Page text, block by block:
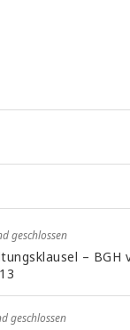
geschlossen
– BGH
geschlossen